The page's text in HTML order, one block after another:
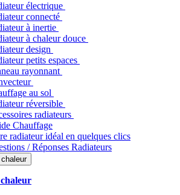
électrique
connecté
à inertie
à chaleur douce
design
petits espaces
rayonnant
au sol
réversible
radiateurs
Chauffage
radiateur idéal en quelques clics
/ Réponses Radiateurs